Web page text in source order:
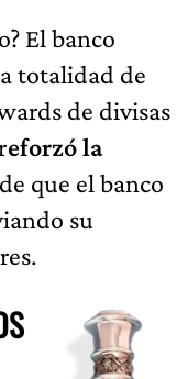
El banco
totalidad de
de divisas
eforzó la
de que el banco
su